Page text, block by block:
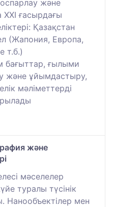
және
ғасырдағы
Қазақстан
(Жапония, Европа,
т.б.)
бағыттар, ғылыми
және ұйымдастыру,
мәліметтерді
және
мәселелер
туралы түсінік
Нанообъектілер мен